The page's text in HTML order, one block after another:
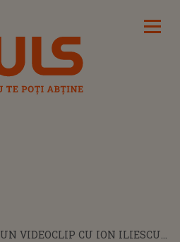
UN VIDEOCLIP CU ION ILIESCU